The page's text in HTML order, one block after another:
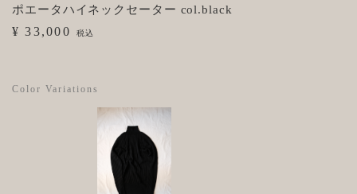
ポエータハイネックセーター col.black
¥ 33,000 税込
Color Variations